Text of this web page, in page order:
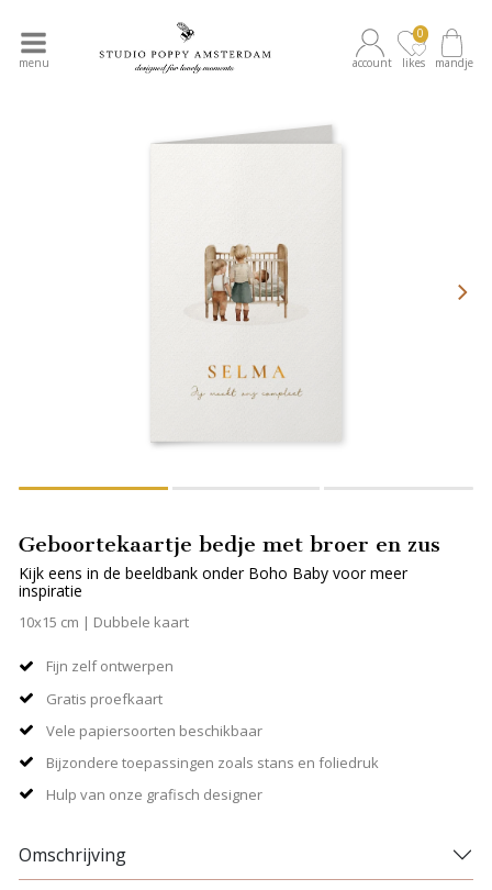
menu account likes
0
mandje
Geboortekaartje bedje met broer en zus
Kijk eens in de beeldbank onder Boho Baby voor meer
inspiratie
10x15 cm | Dubbele kaart
Fijn zelf ontwerpen
Gratis proefkaart
Vele papiersoorten beschikbaar
Bijzondere toepassingen zoals stans en foliedruk
Hulp van onze grafisch designer
Omschrijving